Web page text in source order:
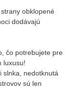
obklopené
dodávajú
čo potrebujete pre
luxusu!
slnka, nedotknutá
sú len